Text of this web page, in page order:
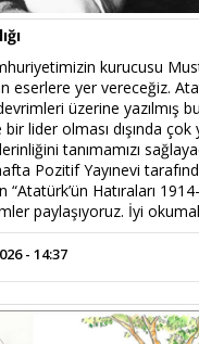
kurucusu
eserlere yer vereceğiz.
üzerine yazılmış
lider olması dışında
tanımamızı
Pozitif Yayınevi
“Atatürk’ün Hatıraları
paylaşıyoruz. İyi
- 14:37